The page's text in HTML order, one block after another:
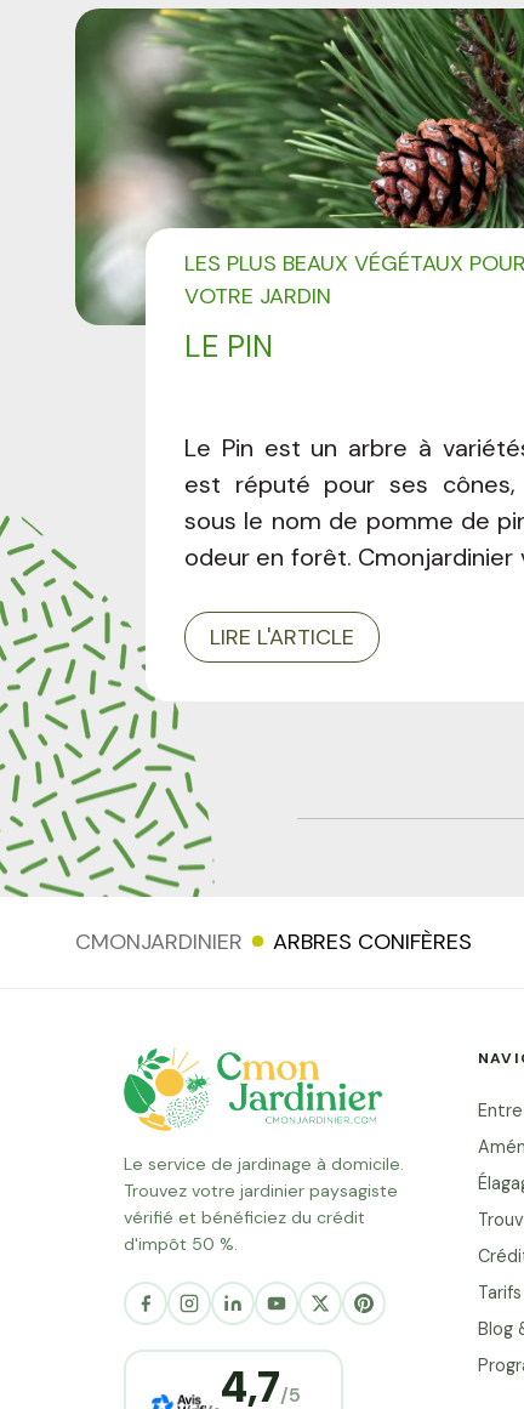
les Cookies !
contenu de ce site vous intéresse
avant de vous déranger, mais on aimerait bien vous
LE PIN
LES PLUS BEAUX VÉGÉTAUX
VOTRE JARDIN
Le Pin est un arbre à
est réputé pour ses cônes,
sous le nom de pomme de
odeur en forêt. Cmonjardinier
LIRE L'ARTICLE
CMONJARDINIER ARBRES CONIFÈRES
Le service de jardinage à domicile.
Trouvez votre jardinier paysagiste
vérifié et bénéficiez du crédit
d'impôt 50 %.
4,7/5
Tarifs
Blog